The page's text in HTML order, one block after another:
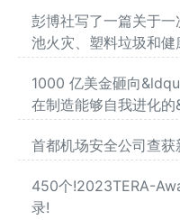
彭博社写了一篇关于
池火灾、塑料垃圾和健
1000 亿美金砸向
在制造能够自我进化
首都机场安全公司查获
450个!2023TERA-
录!